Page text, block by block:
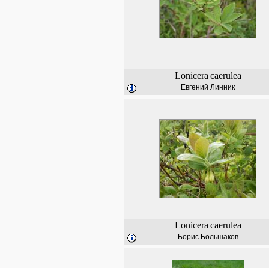
Lonicera caerulea
Евгений Линник
Lonicera caerulea
Борис Большаков